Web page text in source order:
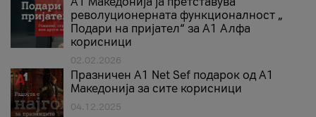
револуционерната функционалност „
Подари на пријател“ за А1 Алфа
корисници
02.02.2026
Празничен A1 Net Sеf подарок од А1
Македонија за сите корисници
04.12.2025